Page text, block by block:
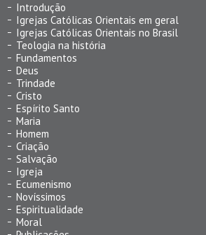
Introdução
Igrejas Católicas Orientais em geral
Igrejas Católicas Orientais no Brasil
Teologia na história
Fundamentos
Deus
Trindade
Cristo
Espírito Santo
Maria
Homem
Criação
Salvação
Igreja
Ecumenismo
Novíssimos
Espiritualidade
Moral